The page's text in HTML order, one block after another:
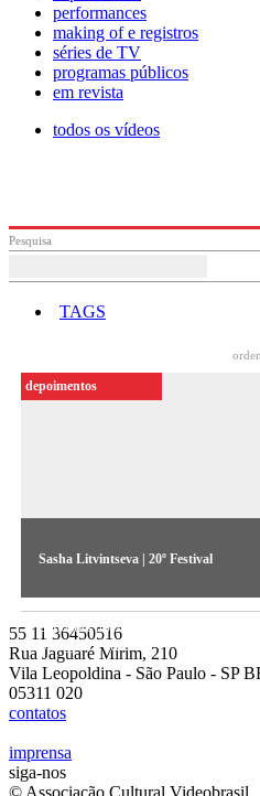
performances
making of e registros
séries de TV
programas públicos
em revista
todos os vídeos
Pesquisa
TAGS
Sasha Litvintseva | 20º Festival
A artista russa fala sobre suas
expostas no 20º Festival de Arte
Sesc_Videobrasil
depoimentos
55 11 36450516
Rua Jaguaré Mirim, 210
Vila Leopoldina - São Paulo - SP
05311 020
contatos
imprensa
siga-nos